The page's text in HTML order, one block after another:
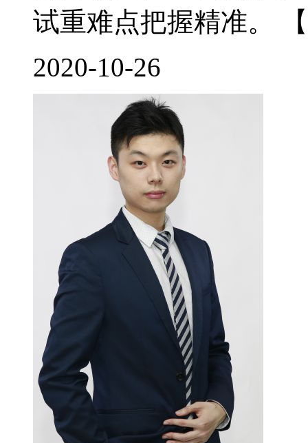
试重难点把握精准。
2020-10-26